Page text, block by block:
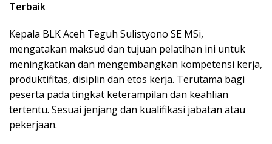
Terbaik
Kepala BLK Aceh Teguh Sulistyono SE MSi,
mengatakan maksud dan tujuan pelatihan ini untuk
meningkatkan dan mengembangkan kompetensi kerja,
produktifitas, disiplin dan etos kerja. Terutama bagi
peserta pada tingkat keterampilan dan keahlian
tertentu. Sesuai jenjang dan kualifikasi jabatan atau
pekerjaan.